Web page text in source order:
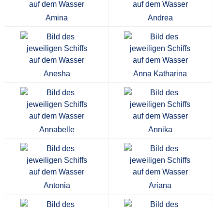
Amina Andrea
Anesha Anna Katharina
Annabelle Annika
Antonia Ariana